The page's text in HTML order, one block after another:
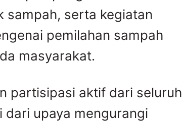
sampah, serta kegiatan
pemilahan sampah
masyarakat.
partisipasi aktif dari seluruh
dari upaya mengurangi